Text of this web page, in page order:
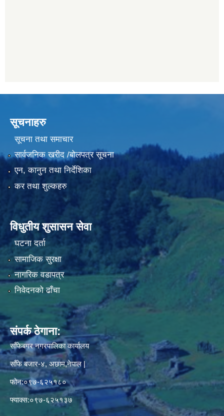
सूचनाहरु
सूचना तथा समाचार
सार्वजनिक खरीद /बोलपत्र सूचना
एन, कानुन तथा निर्देशिका
कर तथा शुल्कहरु
विधुतीय शुसासन सेवा
घटना दर्ता
सामाजिक सुरक्षा
नागरिक वडापत्र
निवेदनको ढाँचा
संपर्क ठेगाना:
साँफेबगर नगरपालिका कार्यालय
साँफे बजार-४, अछाम,नेपाल |
फोन:०९७-६२५१८०
फ्याक्स:०९७-६२५१३७